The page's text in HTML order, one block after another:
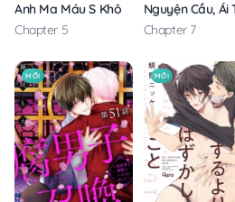
Anh Ma Máu S Không Cho Tôi Ngủ Yên
Chapter 5
Nguyện Cầu, Ái
Chapter 7
MỚI MỚI